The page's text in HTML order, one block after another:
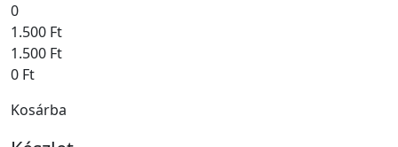
0
1.500 Ft
1.500 Ft
0 Ft
Kosárba